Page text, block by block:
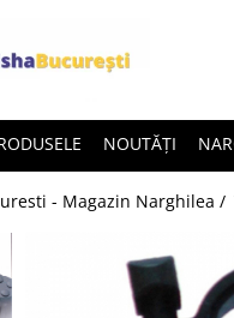
NOUTĂȚI
- Magazin Narghilea /